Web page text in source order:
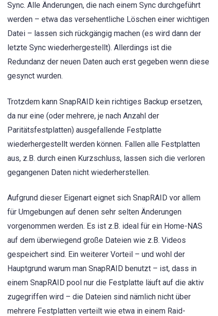
Sync. Alle Änderungen, die nach einem Sync durchgeführt
werden – etwa das versehentliche Löschen einer wichtigen
Datei – lassen sich rückgängig machen (es wird dann der
letzte Sync wiederhergestellt). Allerdings ist die
Redundanz der neuen Daten auch erst gegeben wenn diese
gesynct wurden.
Trotzdem kann SnapRAID kein richtiges Backup ersetzen,
da nur eine (oder mehrere, je nach Anzahl der
Paritätsfestplatten) ausgefallende Festplatte
wiederhergestellt werden können. Fallen alle Festplatten
aus, z.B. durch einen Kurzschluss, lassen sich die verloren
gegangenen Daten nicht wiederherstellen.
Aufgrund dieser Eigenart eignet sich SnapRAID vor allem
für Umgebungen auf denen sehr selten Änderungen
vorgenommen werden. Es ist z.B. ideal für ein Home-NAS
auf dem überwiegend große Dateien wie z.B. Videos
gespeichert sind. Ein weiterer Vorteil – und wohl der
Hauptgrund warum man SnapRAID benutzt – ist, dass in
einem SnapRAID pool nur die Festplatte läuft auf die aktiv
zugegriffen wird – die Dateien sind nämlich nicht über
mehrere Festplatten verteilt wie etwa in einem Raid-